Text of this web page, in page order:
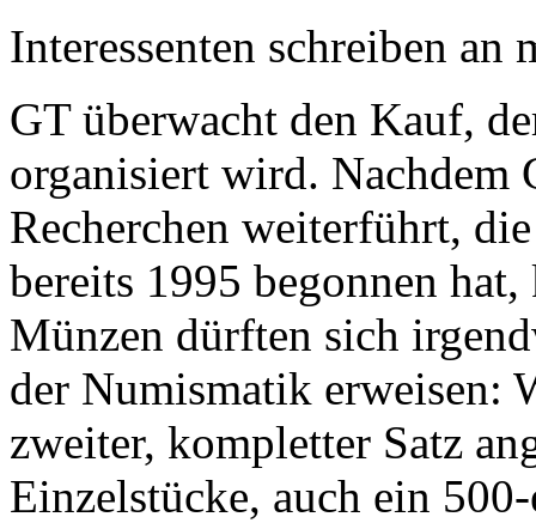
Interessenten schreiben
GT überwacht den Kauf,
organisiert wird. Nachdem
Recherchen weiterführt,
bereits 1995 begonnen
Münzen dürften sich
der Numismatik erweisen:
zweiter, kompletter Satz
Einzelstücke, auch ein